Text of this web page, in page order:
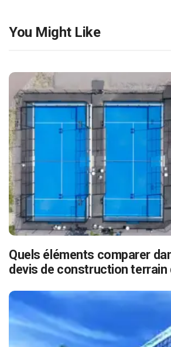
You Might Like
Quels éléments comparer
devis de construction terrain